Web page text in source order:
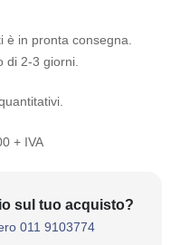
in pronta consegna.
di 2-3 giorni.
+ IVA
sul tuo acquisto?
011 9103774